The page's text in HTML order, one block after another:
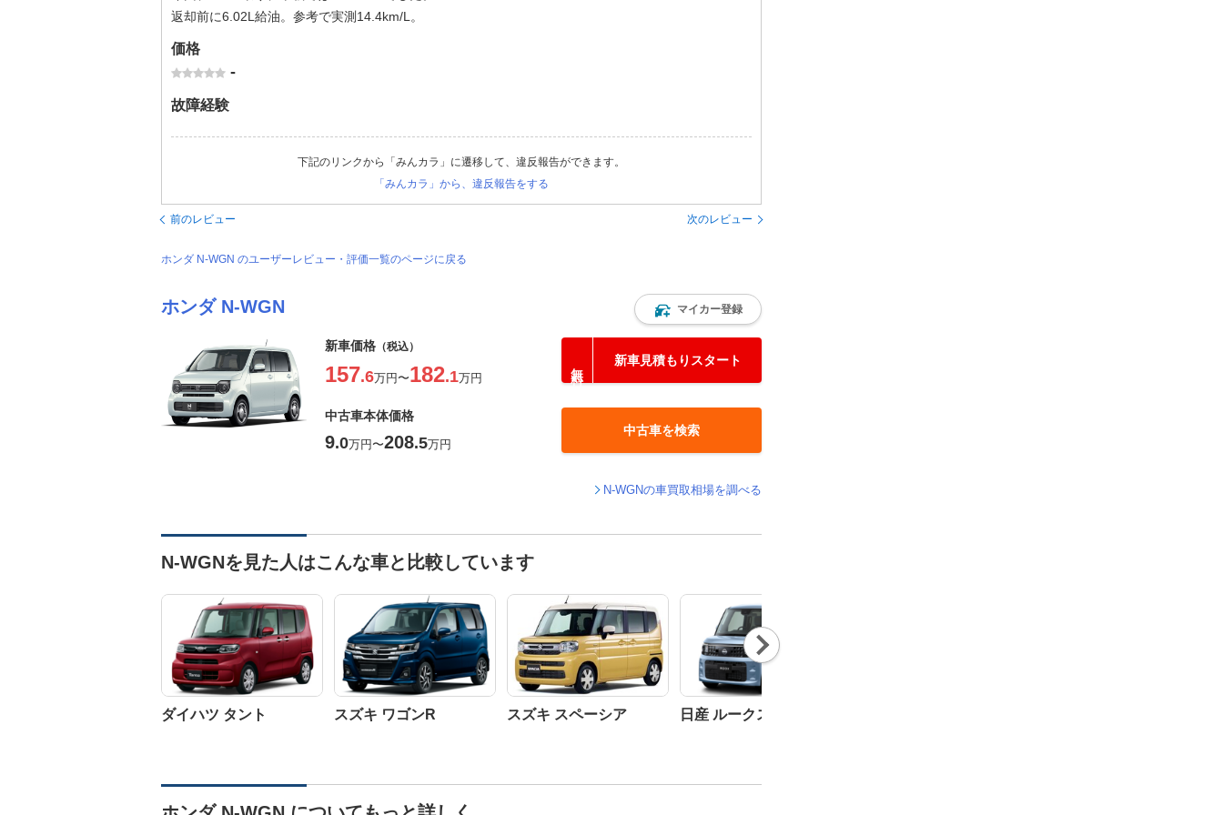
返却前に6.02L給油。参考で実測14.4km/L。
価格
-
故障経験
下記のリンクから「みんカラ」に遷移して、違反報告ができます。
「みんカラ」から、違反報告をする
前のレビュー 次のレビュー
ホンダ N-WGN のユーザーレビュー・評価一覧のページに戻る
ホンダ N-WGN マイカー登録
新車価格 （税込）
157.6万円〜182.1万円
新車見積もりスタート
中古車本体価格
9.0万円〜208.5万円
中古車を検索
N-WGNの車買取相場を調べる
N-WGNを見た人はこんな車と比較しています
ダイハツ タント スズキ ワゴンR スズキ スペーシア 日産 ルークス
Nex
t